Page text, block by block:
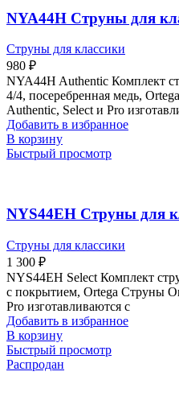
NYA44H Струны для
Струны для классики
980 ₽
NYA44H Authentic Комплект
4/4, посеребренная медь,
Authentic, Select и Pro
Добавить в избранное
В корзину
Быстрый просмотр
NYS44EH Струны для
Струны для классики
1 300 ₽
NYS44EH Select Комплект
с покрытием, Ortega Струны
Pro изготавливаются с
Добавить в избранное
В корзину
Быстрый просмотр
Распродан